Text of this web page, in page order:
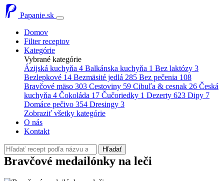
Papanie.sk
Domov
Filter receptov
Kategórie
Vybrané kategórie
Ázijská kuchyňa 4 Balkánska kuchyňa 1 Bez laktózy 3
Bezlepkové 14 Bezmäsité jedlá 285 Bez pečenia 108
Bravčové mäso 303 Cestoviny 59 Cibuľa & cesnak 26 Česká
kuchyňa 4 Čokoláda 17 Čučoriedky 1 Dezerty 623 Dipy 7
Domáce pečivo 354 Dresingy 3
Zobraziť všetky kategórie
O nás
Kontakt
Hľadať
Bravčové medailónky na leči